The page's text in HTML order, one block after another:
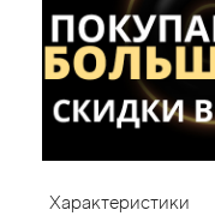
Характеристики